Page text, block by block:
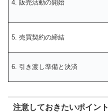
4. 販売活動の開始
5. 売買契約の締結
6. 引き渡し準備と決済
注意しておきたいポイント